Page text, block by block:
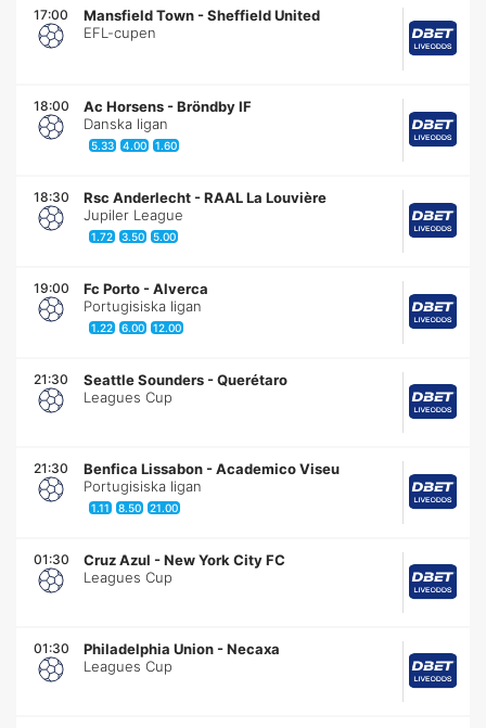
17:00 Mansfield Town -Sheffield United
EFL-cupen
18:00 Ac Horsens -Bröndby IF
Danska ligan
5.33 4.00 1.60
18:30 Rsc Anderlecht -RAAL La Louvière
Jupiler League
1.72 3.50 5.00
19:00 Fc Porto -Alverca
Portugisiska ligan
1.22 6.00 12.00
21:30 Seattle Sounders -Querétaro
Leagues Cup
21:30 Benfica Lissabon -Academico Viseu
Portugisiska ligan
1.11 8.50 21.00
01:30 Cruz Azul -New York City FC
Leagues Cup
01:30 Philadelphia Union -Necaxa
Leagues Cup